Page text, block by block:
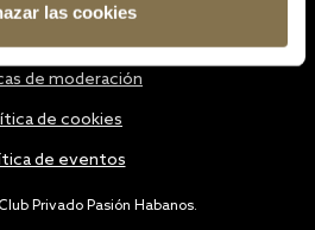
las cookies
Privado Pasión Habanos.
de moderación
de cookies
de eventos